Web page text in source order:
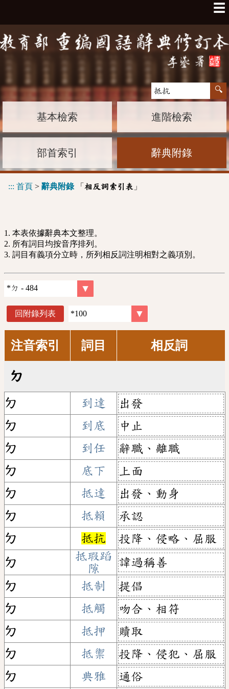
☰
基本檢索 進階檢索
部首索引 辭典附錄
::: 首頁 > 辭典附錄「 相反詞索引表 」
1. 本表依據辭典本文整理。
2. 所有詞目均按音序排列。
3. 詞目有義項分立時，所列相反詞注明相對之義項別。
回附錄列表
注音索引 詞目 相反詞
ㄉ
ㄉ 到達
出發
ㄉ
到底
中止
ㄉ
到任
辭職、離職
ㄉ
底下
上面
ㄉ
抵達
出發、動身
ㄉ
抵賴
承認
ㄉ
抵抗
投降、侵略、屈服
ㄉ
抵瑕蹈
隙
諱過稱善
ㄉ
抵制
提倡
ㄉ
抵觸
吻合、相符
ㄉ
抵押
贖取
ㄉ
抵禦
投降、侵犯、屈服
ㄉ
典雅 通俗